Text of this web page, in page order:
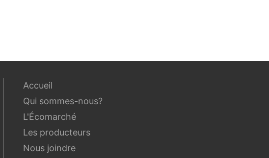
Accueil
Qui sommes-nous?
L'Écomarché
Les producteurs
Nous joindre